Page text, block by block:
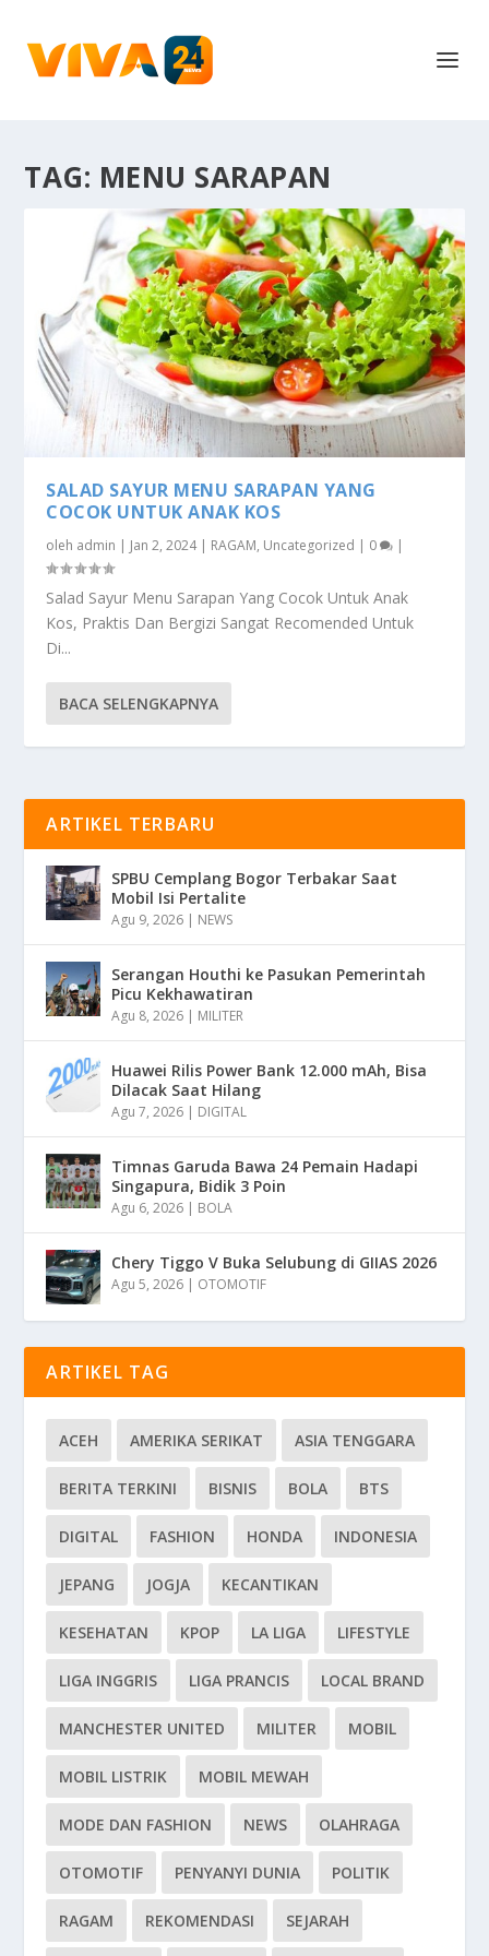
TAG: MENU SARAPAN
SALAD SAYUR MENU SARAPAN YANG
COCOK UNTUK ANAK KOS
oleh admin | Jan 2, 2024| RAGAM, Uncategorized | 0 |
Salad Sayur Menu Sarapan Yang Cocok Untuk Anak
Kos, Praktis Dan Bergizi Sangat Recomended Untuk
Di...
BACA SELENGKAPNYA
ARTIKEL TERBARU
SPBU Cemplang Bogor Terbakar Saat
Mobil Isi Pertalite
Agu 9, 2026 | NEWS
Serangan Houthi ke Pasukan Pemerintah
Picu Kekhawatiran
Agu 8, 2026 | MILITER
Huawei Rilis Power Bank 12.000 mAh, Bisa
Dilacak Saat Hilang
Agu 7, 2026 | DIGITAL
Timnas Garuda Bawa 24 Pemain Hadapi
Singapura, Bidik 3 Poin
Agu 6, 2026 | BOLA
Chery Tiggo V Buka Selubung di GIIAS 2026
Agu 5, 2026 | OTOMOTIF
ARTIKEL TAG
ACEH AMERIKA SERIKAT ASIA TENGGARA
BERITA TERKINI BISNIS BOLA BTS
DIGITAL FASHION HONDA INDONESIA
JEPANG JOGJA KECANTIKAN
KESEHATAN KPOP LA LIGA LIFESTYLE
LIGA INGGRIS LIGA PRANCIS LOCAL BRAND
MANCHESTER UNITED MILITER MOBIL
MOBIL LISTRIK MOBIL MEWAH
MODE DAN FASHION NEWS OLAHRAGA
OTOMOTIF PENYANYI DUNIA POLITIK
RAGAM REKOMENDASI SEJARAH